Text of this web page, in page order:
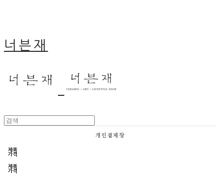
너븐재
개인결제창
제목
가격
제목
가격